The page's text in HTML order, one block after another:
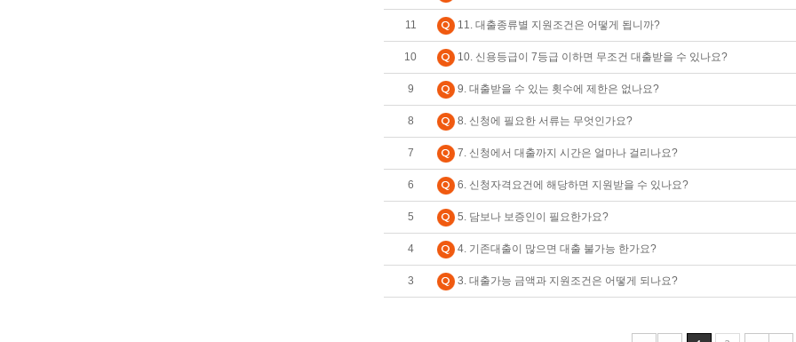
11 11. 대출종류별 지원조건은 어떻게 됩니까?
10 10. 신용등급이 7등급 이하면 무조건 대출받을 수 있나요?
9 9. 대출받을 수 있는 횟수에 제한은 없나요?
8 8. 신청에 필요한 서류는 무엇인가요?
7 7. 신청에서 대출까지 시간은 얼마나 걸리나요?
6 6. 신청자격요건에 해당하면 지원받을 수 있나요?
5 5. 담보나 보증인이 필요한가요?
4 4. 기존대출이 많으면 대출 불가능 한가요?
3 3. 대출가능 금액과 지원조건은 어떻게 되나요?